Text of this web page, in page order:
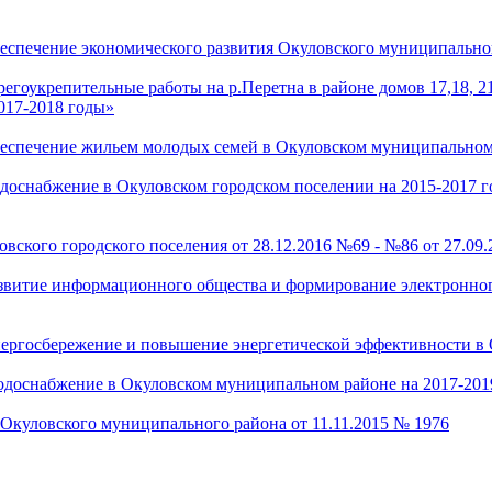
экономического развития Окуловского
работы на р.Перетна в районе домов 17,18,
2018 годы»
жильем молодых семей в Окуловском
в Окуловском городском поселении на 2015-2017
городского поселения от 28.12.2016 №69 - №86 от
информационного общества и формирование
и повышение энергетической эффективности в
в Окуловском муниципальном районе на 2017-
муниципального района от 11.11.2015 № 1976